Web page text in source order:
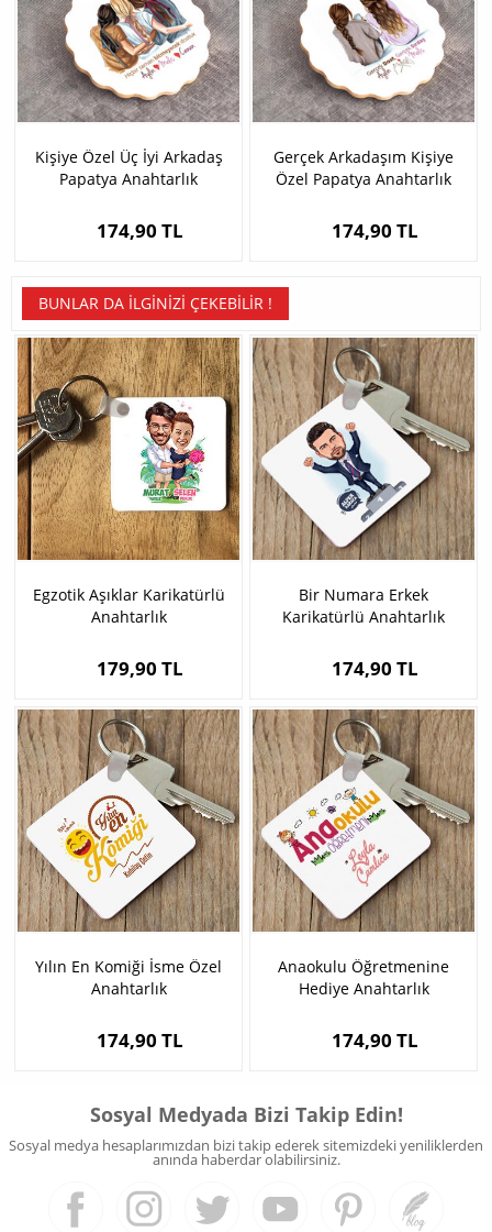
Kişiye Özel Üç İyi Arkadaş
Papatya Anahtarlık
174,90 TL
Gerçek Arkadaşım Kişiye
Özel Papatya Anahtarlık
174,90 TL
BUNLAR DA İLGINIZI ÇEKEBILIR !
Egzotik Aşıklar Karikatürlü
Anahtarlık
179,90 TL
Bir Numara Erkek
Karikatürlü Anahtarlık
174,90 TL
Yılın En Komiği İsme Özel
Anahtarlık
174,90 TL
Anaokulu Öğretmenine
Hediye Anahtarlık
174,90 TL
Sosyal Medyada Bizi Takip Edin!
Sosyal medya hesaplarımızdan bizi takip ederek sitemizdeki yeniliklerden
anında haberdar olabilirsiniz.